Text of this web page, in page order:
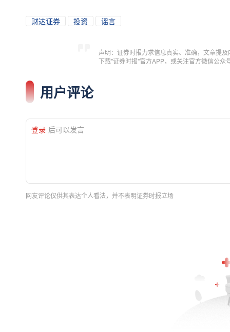
财达证券 投资 谣言
声明：证券时报力求信息真实、准确，文章提
下载"证券时报"官方APP，或关注官方微信公
用户评论
登录 后可以发言
网友评论仅供其表达个人看法，并不表明证券时报立场